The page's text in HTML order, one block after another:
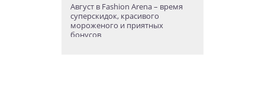
Август в Fashion Arena – время
суперскидок, красивого
мороженого и приятных
бонусов